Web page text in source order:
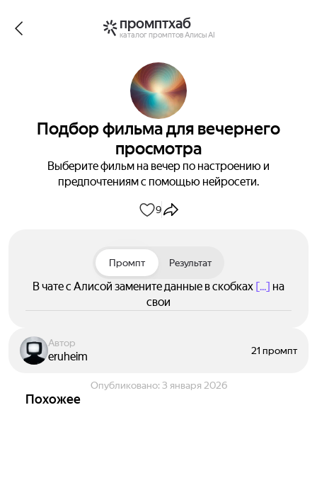
промптхаб
каталог промптов Алисы AI
Подбор фильма для вечернего
просмотра
Выберите фильм на вечер по настроению и
предпочтениям с помощью нейросети.
9
Промпт Результат
В чате с Алисой замените данные в скобках [...] на
свои
Автор
eruheim 21 промпт
Опубликовано: 3 января 2026
Похожее